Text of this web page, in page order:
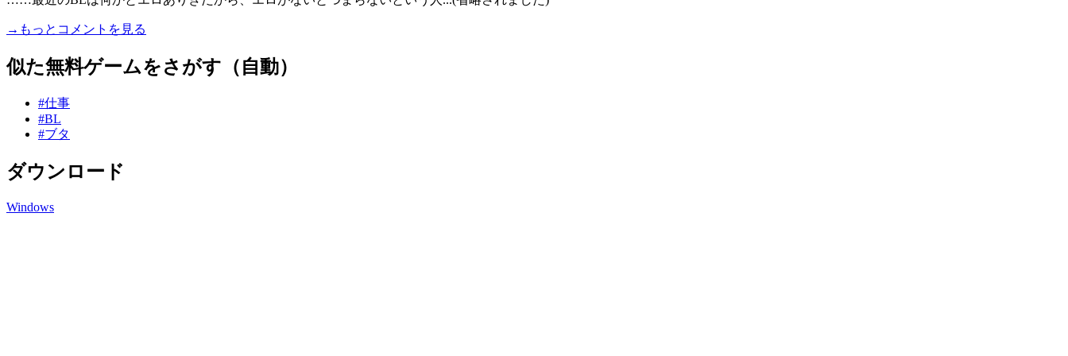
→もっとコメントを見る
似た無料ゲームをさがす（自動）
#仕事
#BL
#ブタ
ダウンロード
Windows